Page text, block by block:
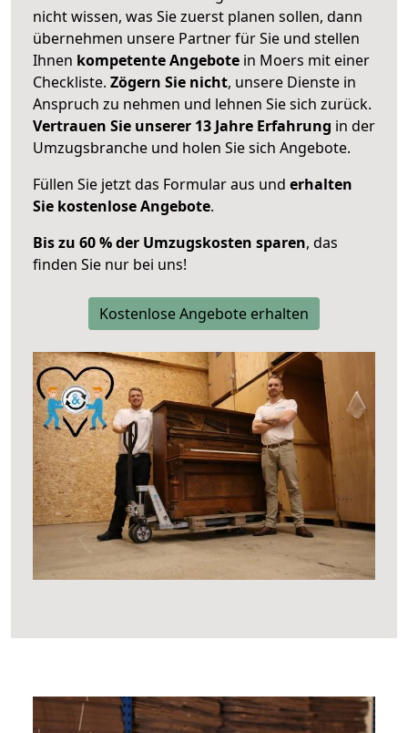
nicht wissen, was Sie zuerst planen sollen, dann
übernehmen unsere Partner für Sie und stellen
Ihnen kompetente Angebote in Moers mit einer
Checkliste. Zögern Sie nicht, unsere Dienste in
Anspruch zu nehmen und lehnen Sie sich zurück.
Vertrauen Sie unserer 13 Jahre Erfahrung in der
Umzugsbranche und holen Sie sich Angebote.
Füllen Sie jetzt das Formular aus und erhalten
Sie kostenlose Angebote.
Bis zu 60 % der Umzugskosten sparen, das
finden Sie nur bei uns!
Kostenlose Angebote erhalten